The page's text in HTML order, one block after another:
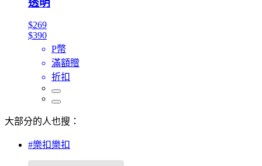
$269
$390
P幣
滿額贈
折扣
大部分的人也搜：
#樂扣樂扣